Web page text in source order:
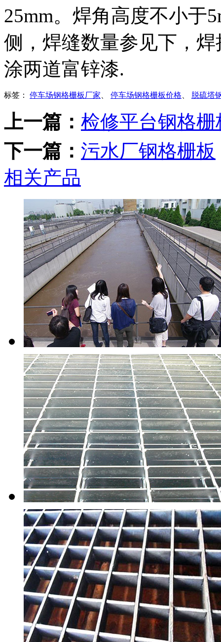
25mm。焊角高度不小于
侧，焊缝数量参见下，
涂两道富锌漆.
标签： 停车场钢格栅板厂家 停车场钢格栅板价格 脱硫塔
上一篇： 检修平台钢格栅
下一篇： 污水厂钢格栅板
相关产品